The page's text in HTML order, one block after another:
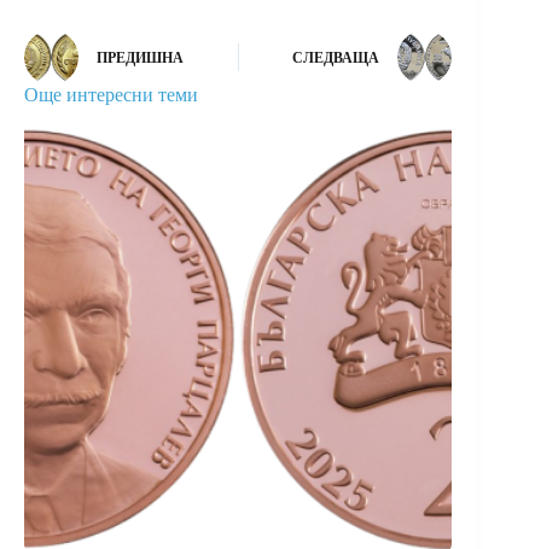
ПРЕДИШНА СЛЕДВАЩА
Още интересни теми